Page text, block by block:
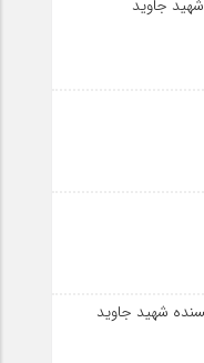
جاوید
شهید جاوید